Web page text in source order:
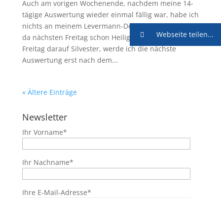
Auch am vorigen Wochenende, nachdem meine 14-
tägige Auswertung wieder einmal fällig war, habe ich
nichts an meinem Levermann-Depot geändert. Und
da nächsten Freitag schon Heiligabend ist und den
Freitag darauf Silvester, werde ich die nächste
Auswertung erst nach dem...
« Ältere Einträge
Newsletter
Ihr Vorname*
Ihr Nachname*
Ihre E-Mail-Adresse*
Webseite teilen...